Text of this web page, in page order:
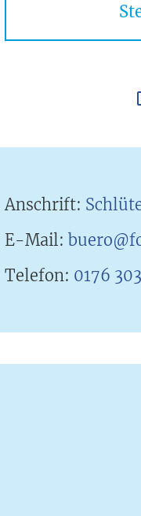
Anschrift:
E-Mail:
Telefon: 0176